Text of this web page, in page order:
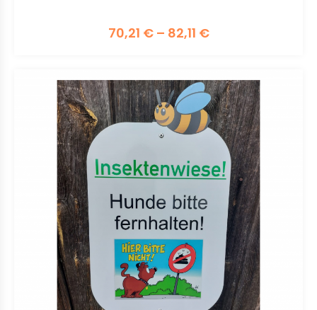
70,21 €– 82,11 €